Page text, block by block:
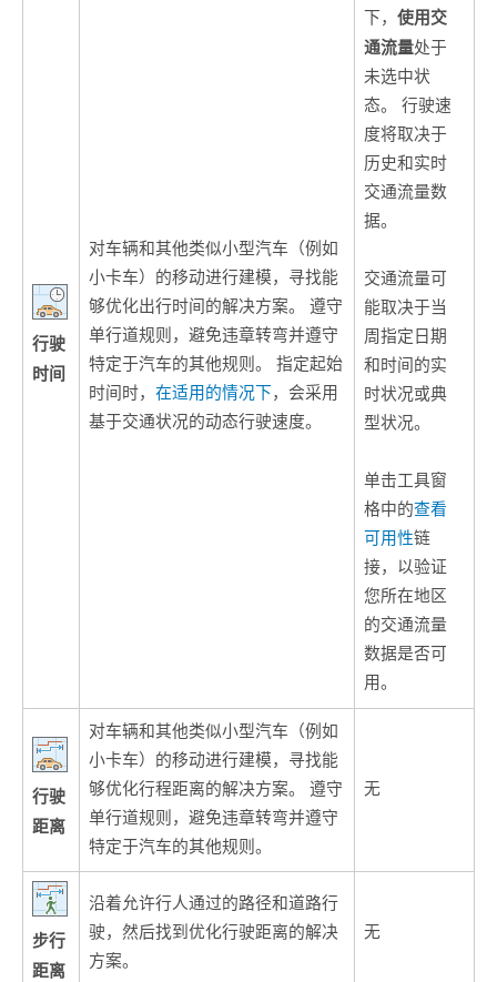
行驶
时间
对车辆和其他类似小型汽车（例如
小卡车）的移动进行建模，寻找能
够优化出行时间的解决方案。 遵守
单行道规则，避免违章转弯并遵守
特定于汽车的其他规则。 指定起始
时间时，在适用的情况下，会采用
基于交通状况的动态行驶速度。
下，使用交
通流量处于
未选中状
态。 行驶速
度将取决于
历史和实时
交通流量数
据。
交通流量可
能取决于当
周指定日期
和时间的实
时状况或典
型状况。
单击工具窗
格中的查看
可用性链
接，以验证
您所在地区
的交通流量
数据是否可
用。
行驶
距离
对车辆和其他类似小型汽车（例如
小卡车）的移动进行建模，寻找能
够优化行程距离的解决方案。 遵守
单行道规则，避免违章转弯并遵守
特定于汽车的其他规则。
无
步行
距离
沿着允许行人通过的路径和道路行
驶，然后找到优化行驶距离的解决
方案。
无